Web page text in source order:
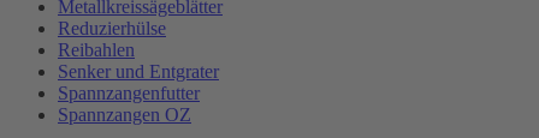
Metallkreissägeblätter
Reduzierhülse
Reibahlen
Senker und Entgrater
Spannzangenfutter
Spannzangen OZ